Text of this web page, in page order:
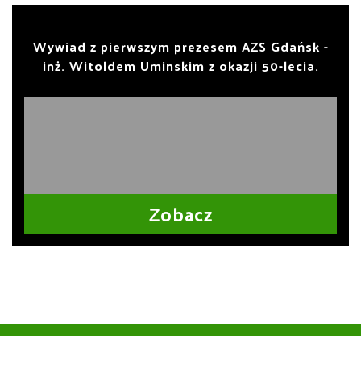
Wywiad z pierwszym prezesem AZS Gdańsk -
inż. Witoldem Uminskim z okazji 50-lecia.
Zobacz